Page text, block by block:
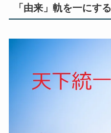
「由来」軌を一にする